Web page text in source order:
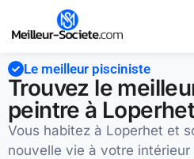
Le meilleur pisciniste
Trouvez le
peintre à
Vous habitez à Loperhet et
nouvelle vie à votre